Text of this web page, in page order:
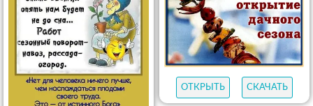
ОТКРЫТЬ СКАЧАТЬ